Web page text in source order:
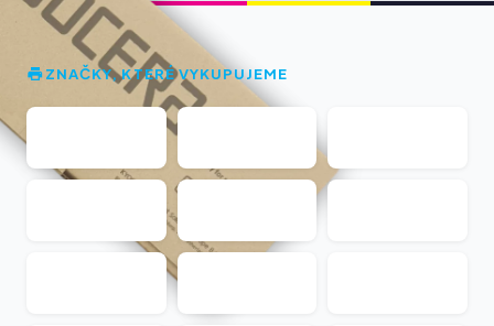
ZNAČKY, KTERÉ VYKUPUJEME